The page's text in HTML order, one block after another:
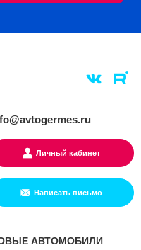
Личный кабинет
Написать письмо
АВТОМОБИЛИ